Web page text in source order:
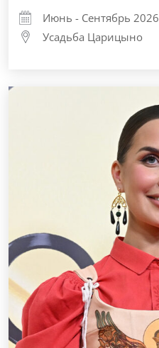
Июнь - Сентябрь 2026
Усадьба Царицыно